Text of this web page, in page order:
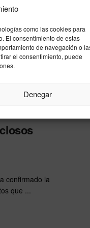
como las cookies para
El consentimiento de estas
de navegación o
el consentimiento, puede
Denegar
contra la
Malinche
la exmagistrada
al instruir el ...
confirmado la
que ...